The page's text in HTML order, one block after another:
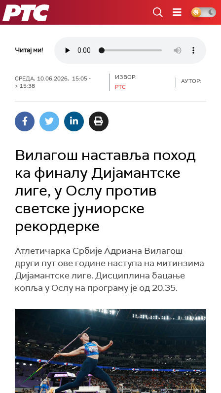
РТС
Читај ми!
СРЕДА, 10.06.2026, 15:05 -
> 15:38
ИЗВОР:
РТС
АУТОР:
Вилагош наставља поход
ка финалу Дијамантске
лиге, у Ослу против
светске јуниорске
рекордерке
Атлетичарка Србије Адриана Вилагош
други пут ове године наступа на митинзима
Дијамантске лиге. Дисциплина бацање
копља у Ослу на програму је од 20.35.